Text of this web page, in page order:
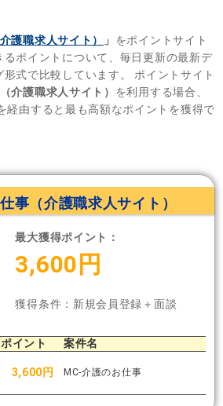
護職求人サイト） 」 をポイントサイト
ポイントについて、毎日更新の最新デ
式で比較しています。 ポイントサイト
介護職求人サイト） を利用する場合、
経由すると最も高額なポイントを獲得で
事（介護職求人サイト）
最大獲得ポイント：
3,600円
獲得条件：新規会員登録＋面談
ポイント 案件名
3,600円 MC-介護のお仕事